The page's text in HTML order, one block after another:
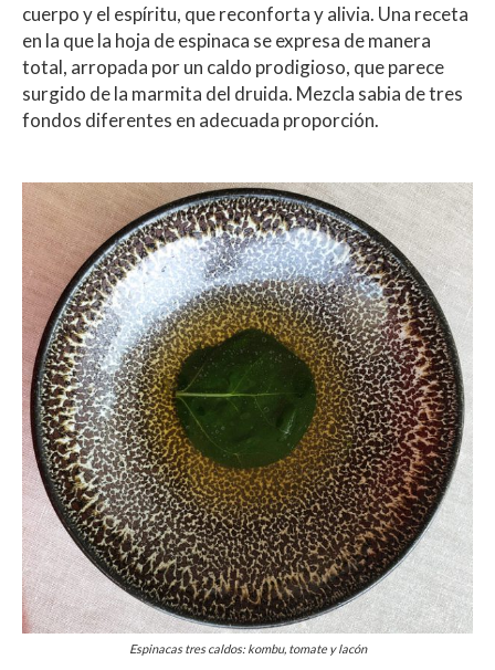
cuerpo y el espíritu, que reconforta y alivia. Una receta
en la que la hoja de espinaca se expresa de manera
total, arropada por un caldo prodigioso, que parece
surgido de la marmita del druida. Mezcla sabia de tres
fondos diferentes en adecuada proporción.
Espinacas tres caldos: kombu, tomate y lacón